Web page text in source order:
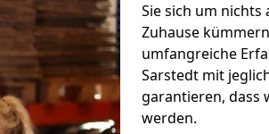
Sie sich um
Zuhause
umfangreiche
Sarstedt mit
garantieren, dass
werden.